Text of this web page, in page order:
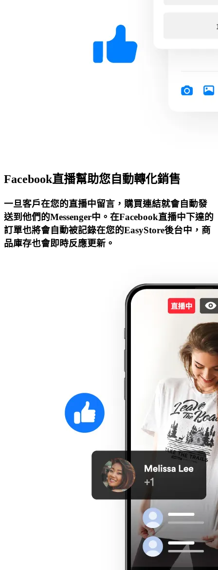
Facebook直播幫助您自動轉化銷售
一旦客戶在您的直播中留言，購買連結就會自動發
送到他們的Messenger中。在Facebook直播中下達的
訂單也將會自動被記錄在您的EasyStore後台中，商
品庫存也會即時反應更新。